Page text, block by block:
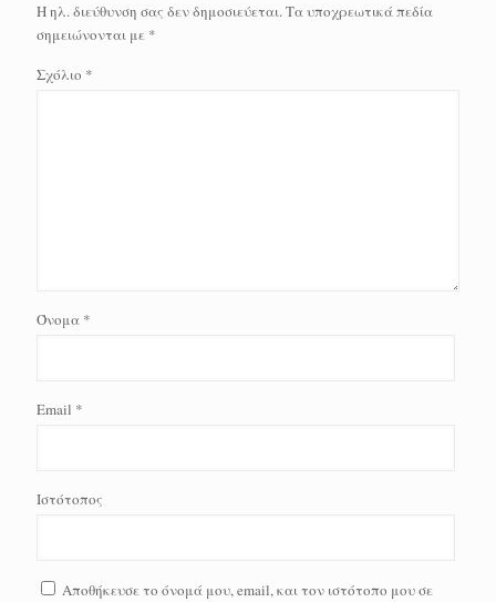
Η ηλ. διεύθυνση σας δεν δημοσιεύεται.Τα υποχρεωτικά πεδία
σημειώνονται με *
Σχόλιο *
Όνομα *
Email *
Ιστότοπος
Αποθήκευσε το όνομά μου, email, και τον ιστότοπο μου σε